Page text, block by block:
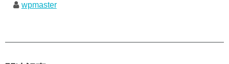
wpmaster